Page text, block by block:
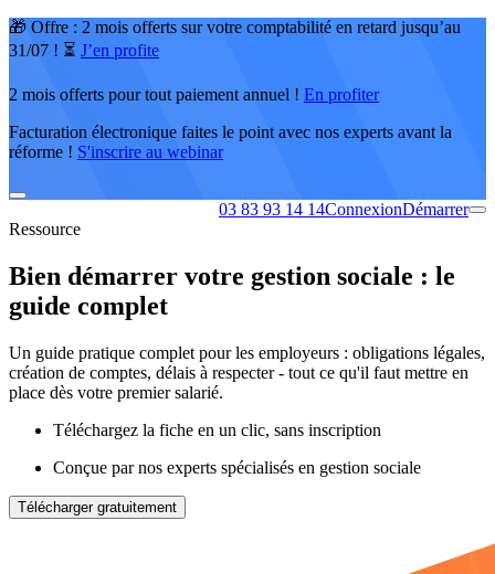
🎁 Offre : 2 mois offerts sur votre comptabilité en retard jusqu’au
31/07 ! ⏳ J’en profite
2 mois offerts pour tout paiement annuel ! En profiter
Facturation électronique faites le point avec nos experts avant la
réforme ! S'inscrire au webinar
03 83 93 14 14ConnexionDémarrer
Ressource
Bien démarrer votre gestion sociale : le
guide complet
Un guide pratique complet pour les employeurs : obligations légales,
création de comptes, délais à respecter - tout ce qu'il faut mettre en
place dès votre premier salarié.
Téléchargez la fiche en un clic, sans inscription
Conçue par nos experts spécialisés en gestion sociale
Télécharger gratuitement